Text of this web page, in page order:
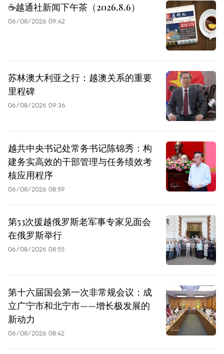
☕️越通社新闻下午茶（2026.8.6）
06/08/2026 09:42
苏林澳大利亚之行：越澳关系的重要
里程碑
06/08/2026 09:36
越共中央书记处常务书记陈锦秀：构
建务实高效的干部管理与任务绩效考
核应用程序
06/08/2026 08:59
第53次援越俄罗斯老军事专家见面会
在俄罗斯举行
06/08/2026 08:55
第十六届国会第一次非常规会议：成
立广宁市和北宁市——增长极发展的
新动力
06/08/2026 08:42